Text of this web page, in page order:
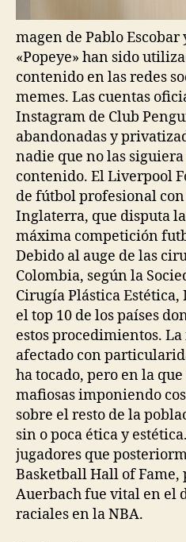
magen de Pablo
«Popeye» han sido
contenido en las redes
memes. Las cuentas
Instagram de Club
abandonadas y
nadie que no las
contenido. El Liverpool
de fútbol profesional
Inglaterra, que disputa
máxima competición
Debido al auge de las
Colombia, según la
Cirugía Plástica Estética,
el top 10 de los países
estos procedimientos.
afectado con
ha tocado, pero en la
mafiosas imponiendo
sobre el resto de la
sin o poca ética y
jugadores que
Basketball Hall of
Auerbach fue vital en el
raciales en la NBA.